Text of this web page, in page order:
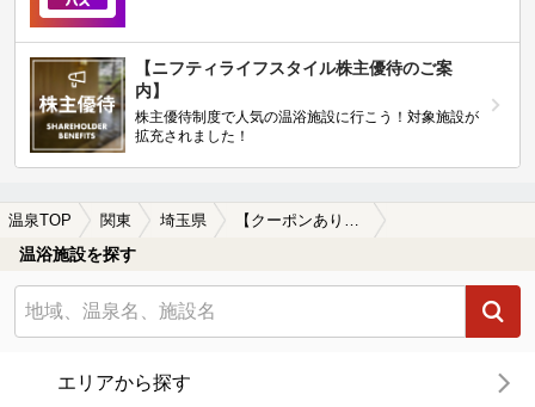
【ニフティライフスタイル株主優待のご案
内】
株主優待制度で人気の温浴施設に行こう！対象施設が
拡充されました！
温泉TOP 関東 埼玉県
温浴施設を探す
エリアから探す